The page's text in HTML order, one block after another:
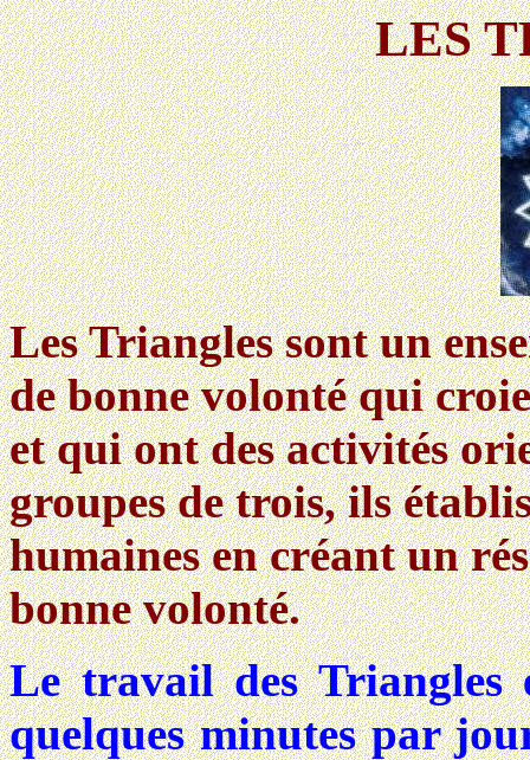
LES
Les Triangles sont un
de bonne volonté qui
et qui ont des activités
groupes de trois, ils
humaines en créant un
bonne volonté.
Le travail des
quelques minutes par